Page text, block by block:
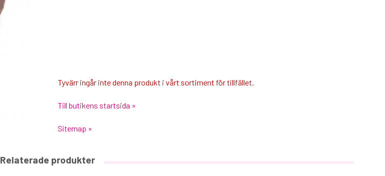
Tyvärr ingår inte denna produkt i vårt sortiment för tillfället.
Till butikens startsida »
Sitemap »
Relaterade produkter